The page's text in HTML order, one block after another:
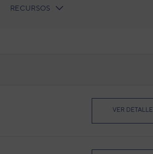
RECURSOS
VER DETALLE